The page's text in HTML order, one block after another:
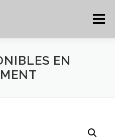
Menu
SERVICES GALERIE
EN